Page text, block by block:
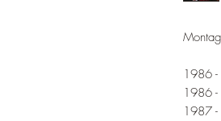
1986
1986
1987